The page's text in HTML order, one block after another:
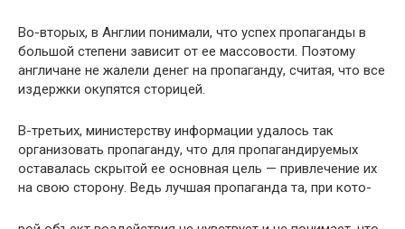
Во-вторых, в Англии понимали, что успех пропаган­ды в
большой степени зависит от ее массовости. Поэто­му
англичане не жалели денег на пропаганду, считая, что все
издержки окупятся сторицей.
В-третьих, министерству информации удалось так
организовать пропаганду, что для пропагандируемых
оставалась скрытой ее основная цель — привлечение их
на свою сторону. Ведь лучшая пропаганда та, при кото-